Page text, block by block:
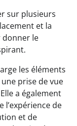
sur plusieurs
et la
donner le
les éléments
prise de vue
a également
de
et de